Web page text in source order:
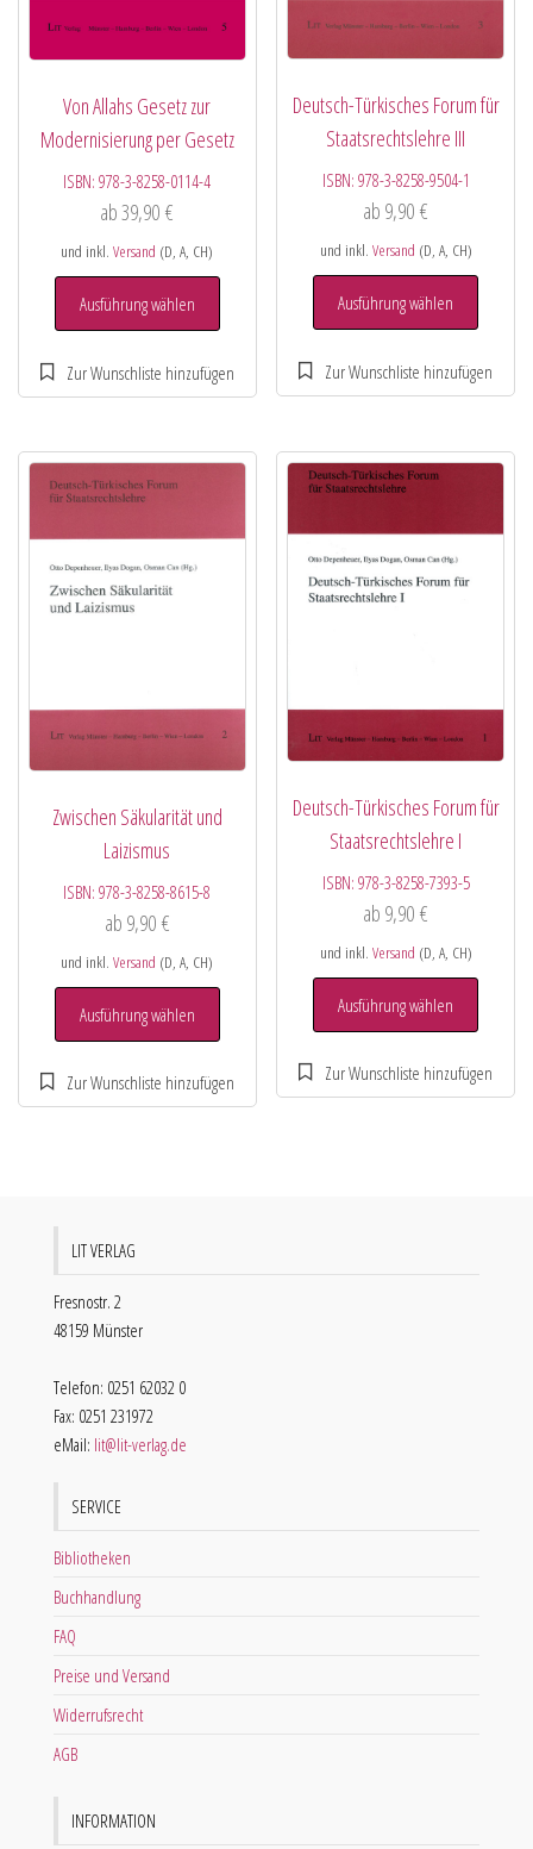
Von Allahs Gesetz zur
Modernisierung per Gesetz
ISBN:978-3-8258-0114-4
ab39,90€
und inkl.Versand (D, A, CH)
Ausführung wählen
Deutsch-Türkisches Forum für
Staatsrechtslehre III
ISBN: 978-3-8258-9504-1
ab 9,90€
und inkl. Versand (D, A, CH)
Ausführung wählen
Zwischen Säkularität und
Laizismus
ISBN:978-3-8258-8615-8
ab 9,90 €
und inkl.Versand (D, A, CH)
Ausführung wählen
Deutsch-Türkisches Forum für
Staatsrechtslehre I
ISBN: 978-3-8258-7393-5
ab 9,90€
und inkl. Versand (D, A, CH)
Ausführung wählen
LIT VERLAG
Fresnostr. 2
48159 Münster
Telefon: 0251 62032 0
Fax: 0251 231972
eMail: lit@lit-verlag.de
SERVICE
Bibliotheken
Buchhandlung
FAQ
Preise und Versand
Widerrufsrecht
AGB
INFORMATION